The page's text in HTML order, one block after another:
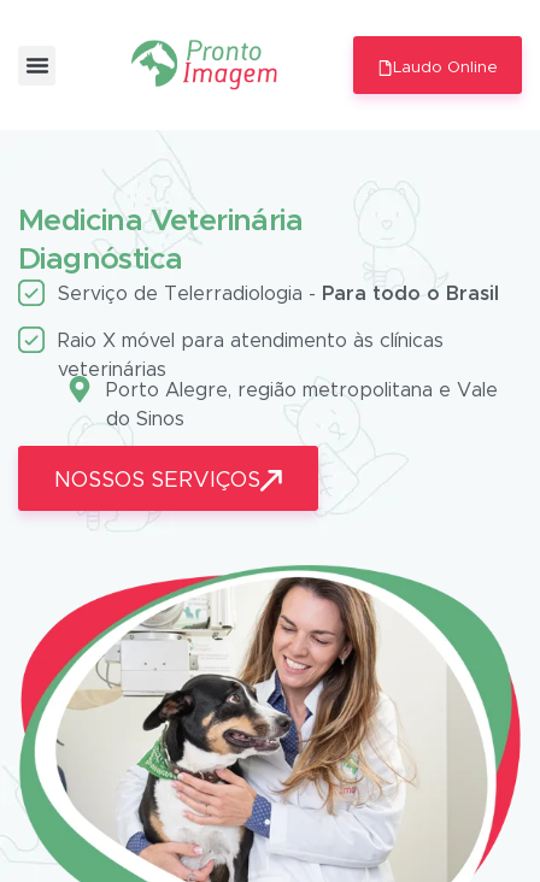
Laudo Online
Medicina Veterinária
Diagnóstica
Serviço de Telerradiologia - Para todo o Brasil
Raio X móvel para atendimento às clínicas
veterinárias
Porto Alegre, região metropolitana e Vale
do Sinos
NOSSOS SERVIÇOS